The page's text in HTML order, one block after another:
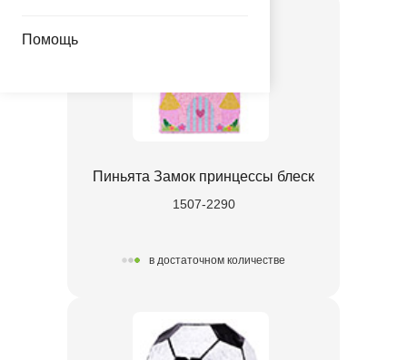
Помощь
Пиньята Замок принцессы блеск
1507-2290
в достаточном количестве